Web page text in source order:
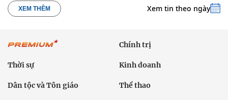
XEM THÊM Xem tin theo ngày
Chính trị
Thời sự Kinh doanh
Dân tộc và Tôn giáo Thể thao